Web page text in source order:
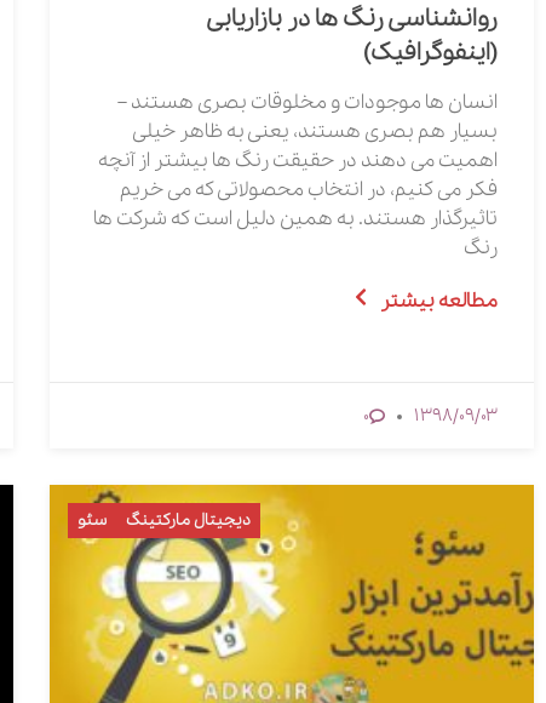
روانشناسی رنگ ها در بازاریابی
(اینفوگرافیک)
انسان ها موجودات و مخلوقات بصری هستند –
بسیار هم بصری هستند، یعنی به ظاهر خیلی
اهمیت می دهند در حقیقت رنگ ها بیشتر از آنچه
فکر می کنیم، در انتخاب محصولاتی که می خریم
تاثیرگذار هستند. به همین دلیل است که شرکت ها
رنگ
مطالعه بیشتر
1398/09/03
0
دیجیتال مارکتینگ سئو